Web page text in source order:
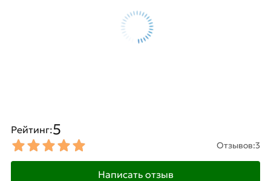
Рейтинг:5
Отзывов:3
Написать отзыв